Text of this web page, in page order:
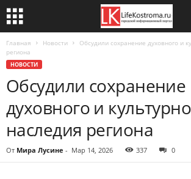
Главная Новости
Обсудили сохранение духовного и
региона
НОВОСТИ
Обсудили сохранение
духовного и
наследия региона
От Мира Лусине - Мар 14, 2026 337 0